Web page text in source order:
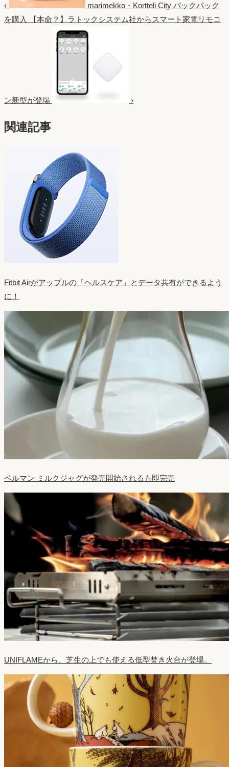
‹
marimekko・Kortteli City バックパック
を購入
【本命？】ラトックシステム社からスマート家電リモコ
ン新型が登場 ›
関連記事
Fitbit Airがアップルの「ヘルスケア」とデータ共有ができるよう
に！
ベルマン ミルクジャグが発売開始されるも即完売
UNIFLAMEから、芝生の上でも使える低型焚き火台が登場。